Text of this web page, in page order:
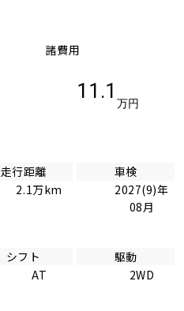
諸費用
11.1
万円
走行距離
2.1万km
車検
2027(9)年
08月
シフト
AT
駆動
2WD